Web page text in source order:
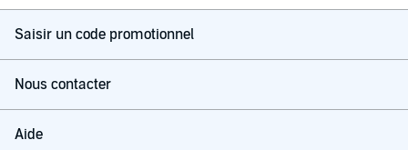
Saisir un code promotionnel
Nous contacter
Aide